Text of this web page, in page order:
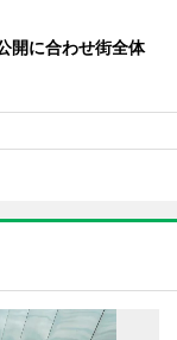
開に合わせ街全体